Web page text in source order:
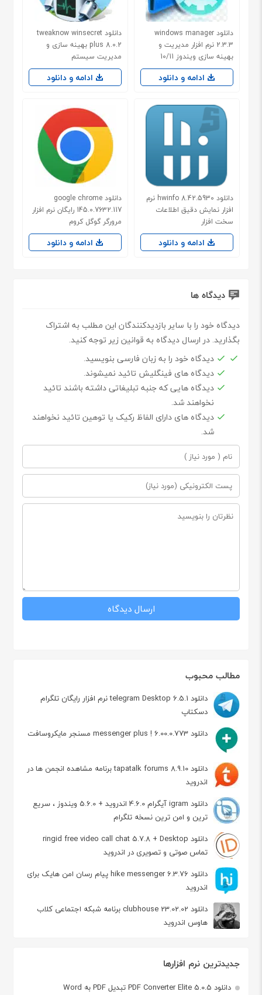
مطالب محبوب
دانلود telegram Desktop 6.5.1 نرم افزار رایگان تلگرام
دسکتاپ
دانلود messenger plus ! 6.00.0.773 مسنجر مایکروسافت
دانلود tapatalk forums 8.9.10 برنامه مشاهده انجمن ها در
اندروید
دانلود igram آیگرام 4.6.0 اندروید + 5.6.0 ویندوز ، سریع
ترین و امن ترین نسخه تلگرام
دانلود ringid free video call chat 5.7.8 + Desktop
تماس صوتی و تصویری در اندروید
دانلود hike messenger 6.3.76 پیام‌ رسان‌ امن هایک برای
اندروید
دانلود clubhouse 23.02.02 برنامه شبکه اجتماعی کلاب
هاوس اندروید
جدیدترین نرم افزارها
دانلود PDF Converter Elite 5.0.5 تبدیل PDF به Word
دانلود windows manager
2.3.3 نرم افزار مدیریت و
بهینه سازی ویندوز 10/11
ادامه و دانلود
دانلود tweaknow winsecret
plus 8.0.2 بهینه سازی و
مدیریت سیستم
ادامه و دانلود
دانلود hwinfo 8.42.5930 نرم
افزار نمایش دقیق اطلاعات
سخت افزار
ادامه و دانلود
دانلود google chrome
145.0.7632.117 رایگان نرم افزار
مرورگر گوگل کروم
ادامه و دانلود
دیدگاه ها
دیدگاه خود را با سایر بازدیدکنندگان این مطلب به اشتراک
بگذارید. در ارسال دیدگاه به قوانین زیر توجه کنید.
دیدگاه خود را به زبان فارسی بنویسید.
دیدگاه های فینگلیش تائید نمیشوند.
دیدگاه هایی که جنبه تبلیغاتی داشته باشند تائید
نخواهند شد.
دیدگاه های دارای الفاظ رکیک یا توهین تائید نخواهند
شد.